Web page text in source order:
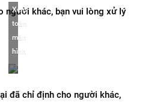
người khác, bạn vui lòng xử lý
Xem
toàn
màn
hình
đã chỉ định cho người khác,